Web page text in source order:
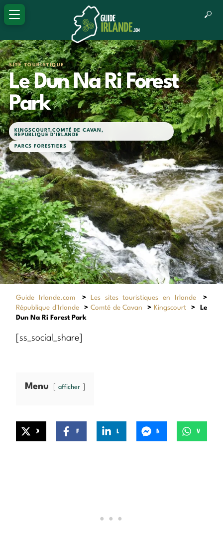
SITE TOURISTIQUE
Le Dun Na Ri Forest
Park
KINGSCOURT,COMTÉ DE CAVAN,
RÉPUBLIQUE D'IRLANDE
PARCS FORESTIERS
Guide Irlande.com > Les sites touristiques en Irlande
>
République d'Irlande
> Comté de Cavan > Kingscourt >
Le
Dun Na Ri Forest Park
[ss_social_share]
Menu afficher